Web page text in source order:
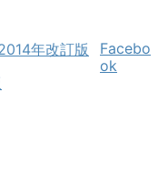
Facebo
ok